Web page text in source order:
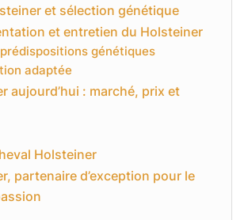
et sélection génétique
et entretien du Holsteiner
génétiques
adaptée
aujourd’hui : marché, prix et
Holsteiner
partenaire d’exception pour le